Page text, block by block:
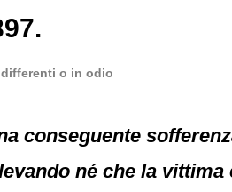
o in odio
conseguente
né che la vittima